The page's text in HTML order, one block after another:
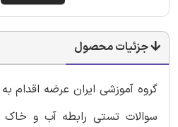
جزئیات محصول
گروه آموزشی ایران عرضه اقدام
سوالات تستی رابطه آب و